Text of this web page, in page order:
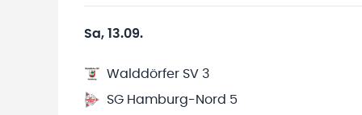
Sa, 13.09.
Walddörfer SV 3
SG Hamburg-Nord 5